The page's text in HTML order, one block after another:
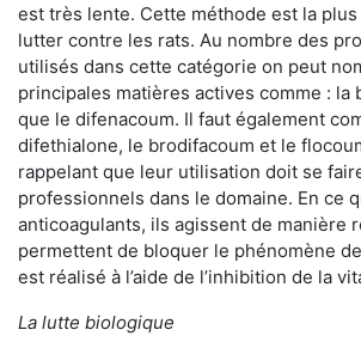
est très lente. Cette méthode est la
lutter contre les rats. Au nombre des
utilisés dans cette catégorie on peut
principales matières actives comme : la
que le difenacoum. Il faut également
difethialone, le brodifacoum et le
rappelant que leur utilisation doit se
professionnels dans le domaine. En ce
anticoagulants, ils agissent de manière
permettent de bloquer le phénomène
est réalisé à l’aide de l’inhibition de la
La lutte biologique